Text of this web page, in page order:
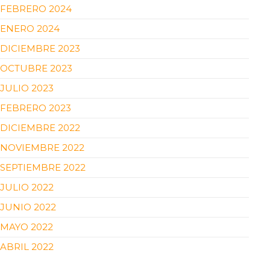
FEBRERO 2024
ENERO 2024
DICIEMBRE 2023
OCTUBRE 2023
JULIO 2023
FEBRERO 2023
DICIEMBRE 2022
NOVIEMBRE 2022
SEPTIEMBRE 2022
JULIO 2022
JUNIO 2022
MAYO 2022
ABRIL 2022